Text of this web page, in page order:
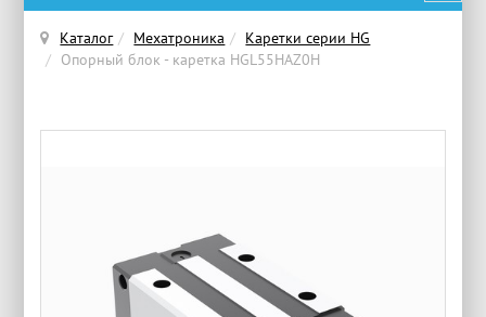
Каталог Мехатроника
Каретки серии HG
Опорный блок - каретка HGL55HAZ0H